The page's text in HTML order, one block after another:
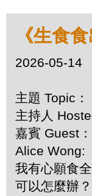
《生食
2026-05-14
主題 Topic
主持人
嘉賓 Guest：
Alice Wong:
我有心願食
可以怎麼辦？